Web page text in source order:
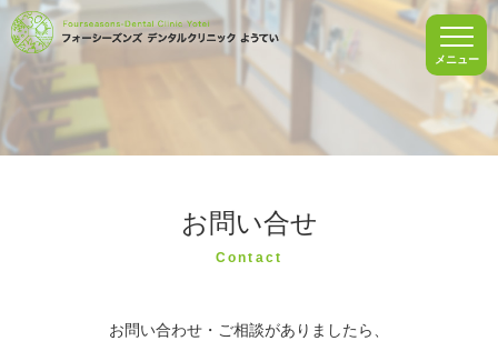
お問い合せ
Contact
お問い合わせ・ご相談がありましたら、
メニュー